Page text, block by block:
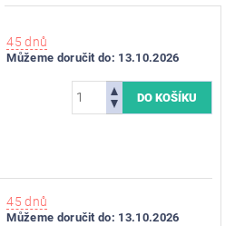
45 dnů
Můžeme doručit do: 13.10.2026
45 dnů
Můžeme doručit do: 13.10.2026